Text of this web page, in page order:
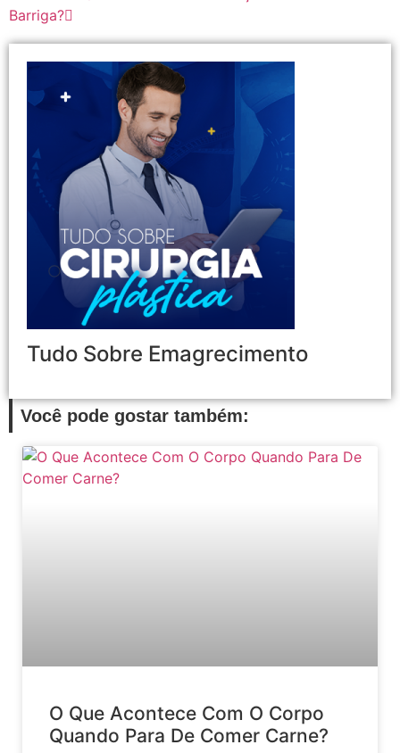
Barriga?
Tudo Sobre Emagrecimento
Você pode gostar também:
O Que Acontece Com O Corpo
Quando Para De Comer Carne?